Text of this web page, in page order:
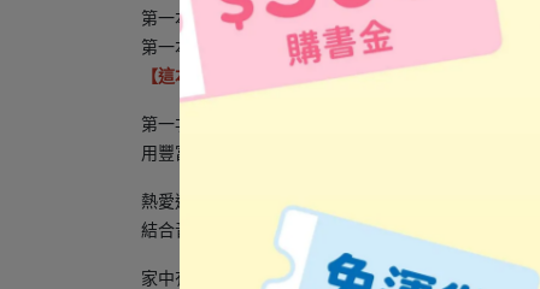
第一本結合多種音效機關的互動書
第一本與職業棒球隊跨界聯名的童書
【這本書適合對象】
第一次接觸棒球的孩子
用豐富圖畫與互動設計，帶孩子認識棒球規則與比賽
熱愛運動的孩子
結合音效與動態機關，讓喜歡球類的孩子在家也能玩
家中有棒球迷的大人小孩